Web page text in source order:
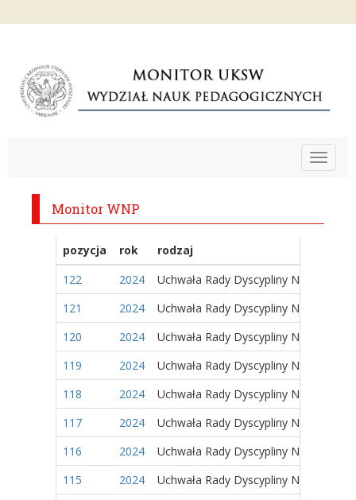
Toggle
Monitor WNP
pozycja rok
rodzaj
122
2024
Uchwała Rady Dyscypliny Naukowej
121
2024
Uchwała Rady Dyscypliny Naukowej
120
2024
Uchwała Rady Dyscypliny Naukowej
119
2024
Uchwała Rady Dyscypliny Naukowej
118
2024
Uchwała Rady Dyscypliny Naukowej
117
2024
Uchwała Rady Dyscypliny Naukowej
116
2024
Uchwała Rady Dyscypliny Naukowej
115
2024
Uchwała Rady Dyscypliny Naukowej